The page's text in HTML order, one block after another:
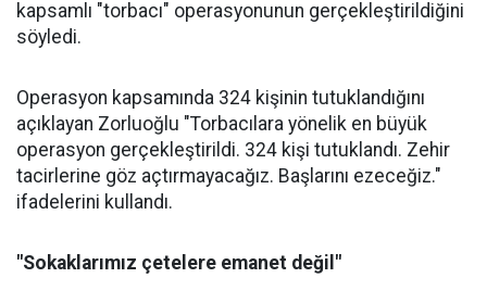
kapsamlı "torbacı" operasyonunun gerçekleştirildiğini
söyledi.
Operasyon kapsamında 324 kişinin tutuklandığını
açıklayan Zorluoğlu "Torbacılara yönelik en büyük
operasyon gerçekleştirildi. 324 kişi tutuklandı. Zehir
tacirlerine göz açtırmayacağız. Başlarını ezeceğiz."
ifadelerini kullandı.
"Sokaklarımız çetelere emanet değil"